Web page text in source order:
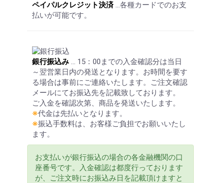
ペイパルクレジット決済…各種カードでのお支
払いが可能です。
銀行振込み … 15：00までの入金確認分は当日
～翌営業日内の発送となります。お時間を要す
る場合は事前にご連絡いたします。ご注文確認
メールにてお振込先を記載致しております。
ご入金を確認次第、商品を発送いたします。
※代金は先払いとなります。
※振込手数料は、お客様ご負担でお願いいたし
ます。
お支払いが銀行振込の場合の各金融機関の口
座番号です。入金確認は都度行っております
が、ご注文時にお振込み日を記載頂けますと